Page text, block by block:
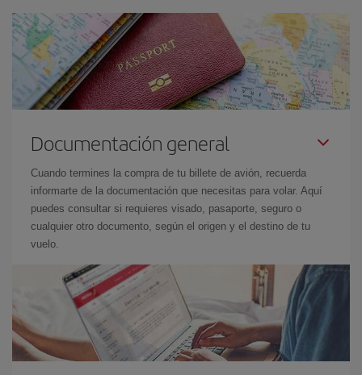
Documentación general
Cuando termines la compra de tu billete de avión, recuerda
informarte de la documentación que necesitas para volar. Aquí
puedes consultar si requieres visado, pasaporte, seguro o
cualquier otro documento, según el origen y el destino de tu
vuelo.